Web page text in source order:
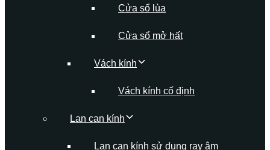
Cửa sổ lùa
Cửa sổ mở hất
Vách kính
Vách kính cố định
Lan can kính
Lan can kính sử dụng ray âm